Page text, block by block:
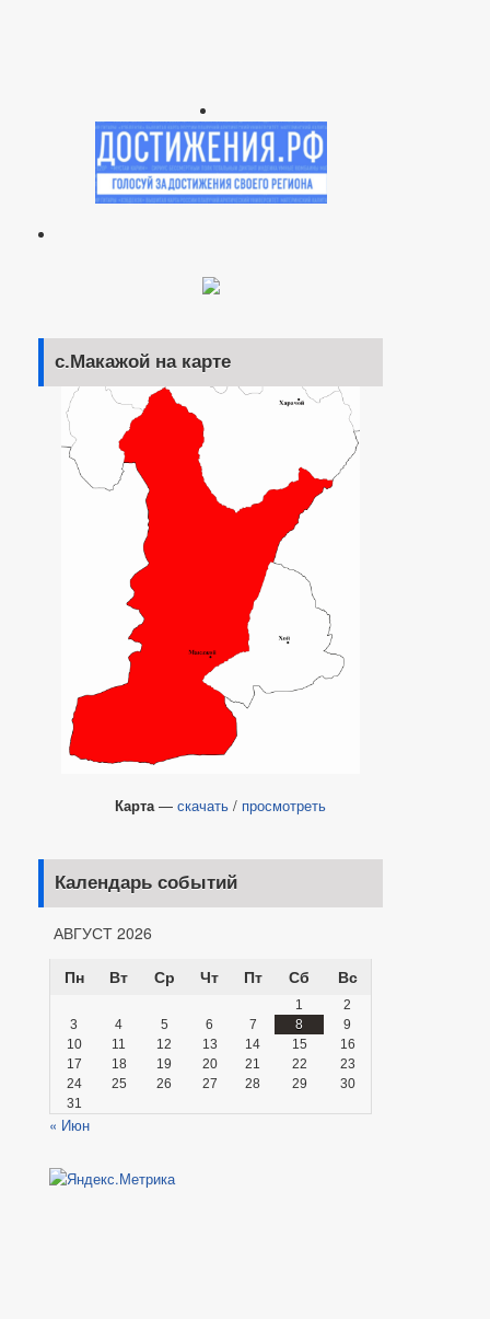
с.Макажой на карте
Карта— скачать / просмотреть
Календарь событий
АВГУСТ 2026
Пн
Вт Ср Чт Пт Сб Вс
1
2
3
4 5 6 7 8
9
10
11 12 13 14 15
16
17
18 19 20 21 22
23
24
25 26 27 28 29
30
31
« Июн